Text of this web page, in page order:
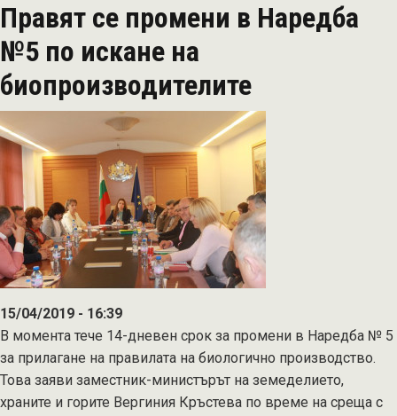
план
развитие
на
производство
до
2027
г.
Правят се промени в Наредба
№5 по искане на
биопроизводителите
15/04/2019 - 16:39
В момента тече 14-дневен срок за промени в Наредба № 5
за прилагане на правилата на биологично производство.
Това заяви заместник-министърът на земеделието,
храните и горите Вергиния Кръстева по време на среща с